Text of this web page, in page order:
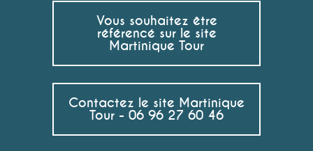
Vous souhaitez être
référencé sur le site
Martinique Tour
Contactez le site Martinique
Tour - 06 96 27 60 46